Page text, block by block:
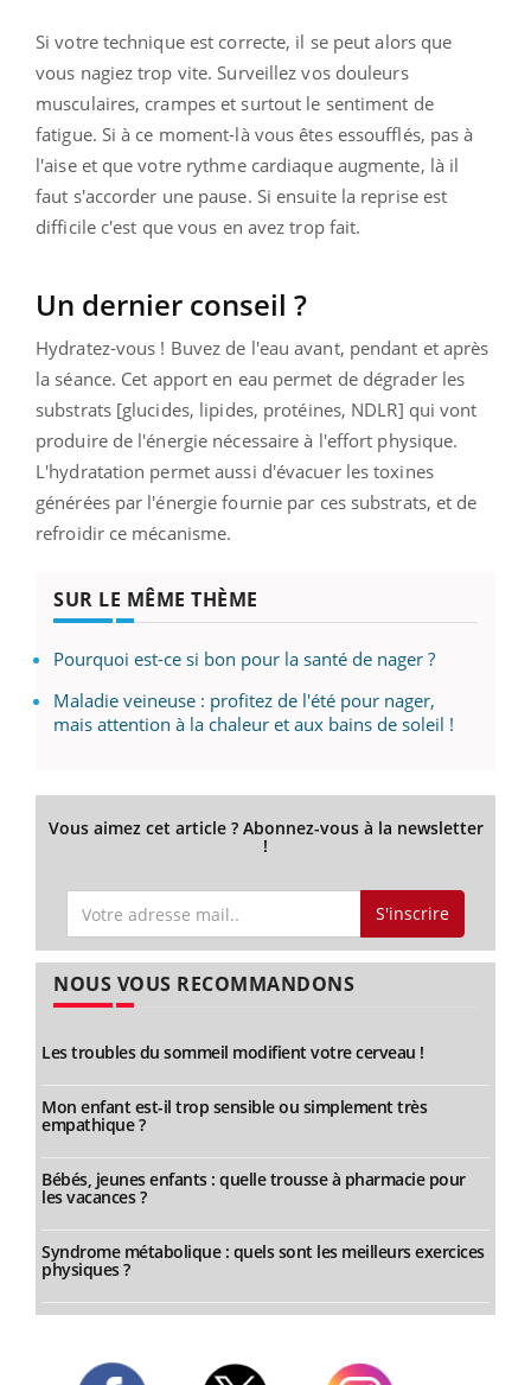
Si votre technique est correcte, il se peut alors que
vous nagiez trop vite. Surveillez vos douleurs
musculaires, crampes et surtout le sentiment de
fatigue. Si à ce moment-là vous êtes essoufflés, pas à
l'aise et que votre rythme cardiaque augmente, là il
faut s'accorder une pause. Si ensuite la reprise est
difficile c'est que vous en avez trop fait.
Un dernier conseil ?
Hydratez-vous ! Buvez de l'eau avant, pendant et après
la séance. Cet apport en eau permet de dégrader les
substrats [glucides, lipides, protéines, NDLR] qui vont
produire de l'énergie nécessaire à l'effort physique.
L'hydratation permet aussi d'évacuer les toxines
générées par l'énergie fournie par ces substrats, et de
refroidir ce mécanisme.
SUR LE MÊME THÈME
Pourquoi est-ce si bon pour la santé de nager ?
Maladie veineuse : profitez de l'été pour nager,
mais attention à la chaleur et aux bains de soleil !
Vous aimez cet article ? Abonnez-vous à la newsletter
!
S'inscrire
NOUS VOUS RECOMMANDONS
Les troubles du sommeil modifient votre cerveau !
Mon enfant est-il trop sensible ou simplement très
empathique ?
Bébés, jeunes enfants : quelle trousse à pharmacie pour
les vacances ?
Syndrome métabolique : quels sont les meilleurs exercices
physiques ?